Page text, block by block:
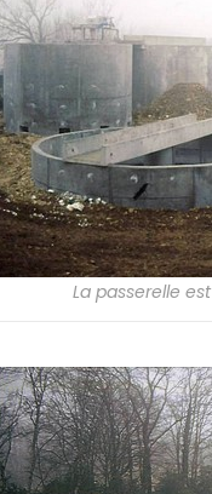
La passerelle